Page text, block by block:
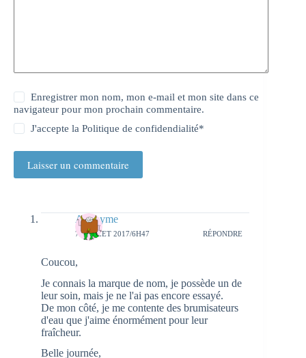
Enregistrer mon nom, mon e-mail et mon site dans ce
navigateur pour mon prochain commentaire.
J'accepte laPolitique de confidendialité*
Laisser un commentaire
Anonyme
7 JUILLET 2017/6H47 RÉPONDRE
Coucou,
Je connais la marque de nom, je possède un de
leur soin, mais je ne l'ai pas encore essayé.
De mon côté, je me contente des brumisateurs
d'eau que j'aime énormément pour leur
fraîcheur.
Belle journée,